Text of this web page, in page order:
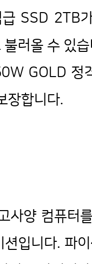
급 SSD 2TB
러올 수 있
GOLD 정
장합니다.
사양 컴퓨터
입니다. 파